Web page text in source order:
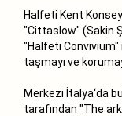
Halfeti Kent
"Cittaslow" (Sakin
"Halfeti Convivium"
taşmayı ve
Merkezi İtalya‘da
tarafından "The